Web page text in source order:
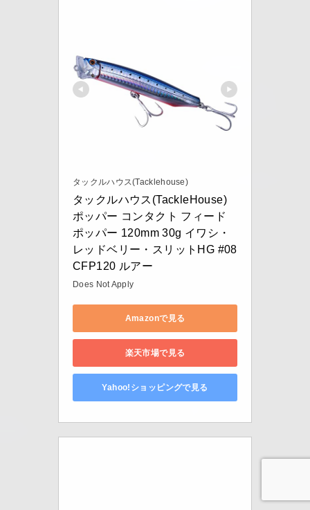
タックルハウス(Tacklehouse)
タックルハウス(TackleHouse)
ポッパー コンタクト フィード
ポッパー 120mm 30g イワシ・
レッドベリー・スリットHG #08
CFP120 ルアー
Does Not Apply
Amazonで見る
楽天市場で見る
Yahoo!ショッピングで見る